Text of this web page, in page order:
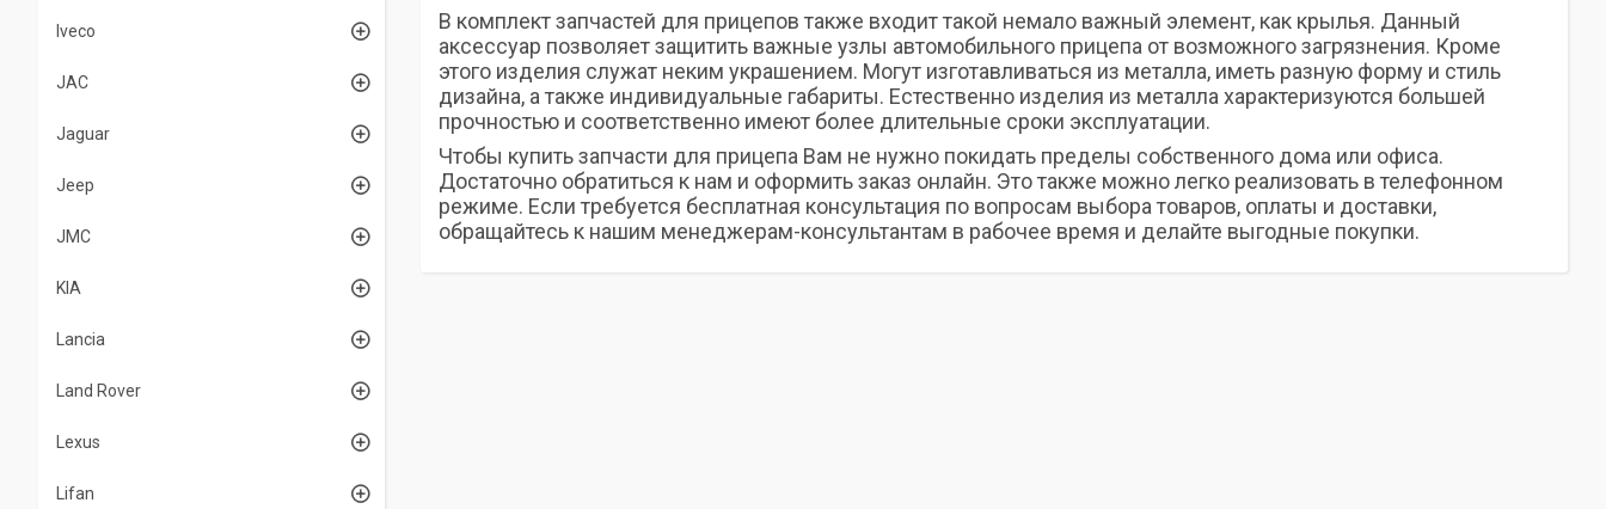
В комплект запчастей для прицепов также входит такой немало важный элемент, как крылья. Данный
аксессуар позволяет защитить важные узлы автомобильного прицепа от возможного загрязнения. Кроме
этого изделия служат неким украшением. Могут изготавливаться из металла, иметь разную форму и стиль
дизайна, а также индивидуальные габариты. Естественно изделия из металла характеризуются большей
прочностью и соответственно имеют более длительные сроки эксплуатации.
Чтобы купить запчасти для прицепа Вам не нужно покидать пределы собственного дома или офиса.
Достаточно обратиться к нам и оформить заказ онлайн. Это также можно легко реализовать в телефонном
режиме. Если требуется бесплатная консультация по вопросам выбора товаров, оплаты и доставки,
обращайтесь к нашим менеджерам-консультантам в рабочее время и делайте выгодные покупки.
Iveco
JAC
Jaguar
Jeep
JMC
KIA
Lancia
Land Rover
Lexus
Lifan